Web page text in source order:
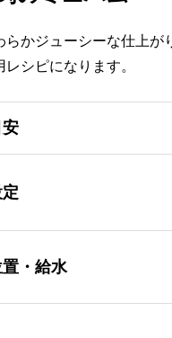
らかジューシーな仕上
シピになります。
・給水